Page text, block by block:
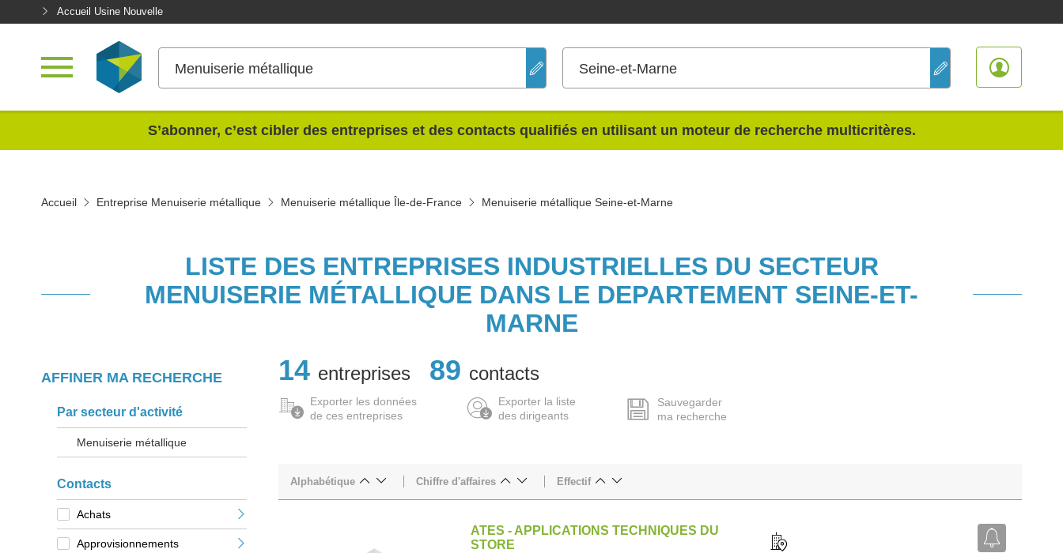
Accueil Usine Nouvelle
Menuiserie métallique Seine-et-Marne
S’abonner, c’est cibler des entreprises et des contacts qualifiés en utilisant un moteur de recherche multicritères.
Accueil Entreprise Menuiserie métallique Menuiserie métallique Île-de-France Menuiserie métallique Seine-et-Marne
LISTE DES ENTREPRISES INDUSTRIELLES DU SECTEUR
MENUISERIE MÉTALLIQUE DANS LE DEPARTEMENT SEINE-ET-
MARNE
AFFINER MA RECHERCHE
Par secteur d'activité
Menuiserie métallique
Contacts
Achats
Approvisionnements
14 entreprises 89 contacts
Exporter les données
de ces entreprises
Exporter la liste
des dirigeants
Sauvegarder
ma recherche
Alphabétique Chiffre d'affaires Effectif
ATES - APPLICATIONS TECHNIQUES DU
STORE